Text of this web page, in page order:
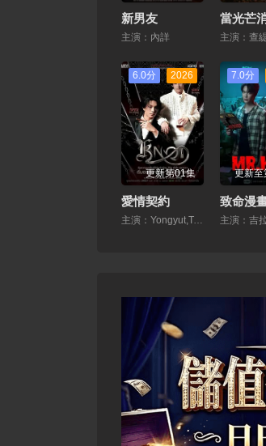
新男友
主演：內詳
當光芒
6.0分 2026
更新第01集
愛情契約
主演：Yongyut,Termtuo,Pasakorn,Sanrattana
7.0分
更新
致命漫